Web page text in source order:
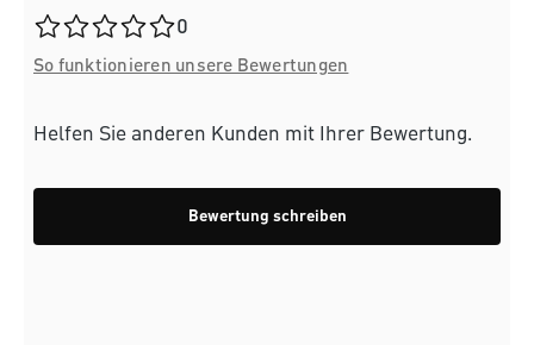
Durchschnittliche Bewertung von 0 von 5 Sternen
0
So funktionieren unsere Bewertungen
Helfen Sie anderen Kunden mit Ihrer Bewertung.
Bewertung schreiben